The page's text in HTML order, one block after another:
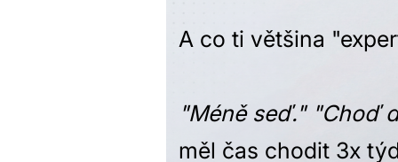
A co ti většina
"Méně seď." "Choď
měl čas chodit 3x